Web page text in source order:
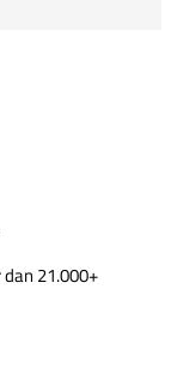
21.000+